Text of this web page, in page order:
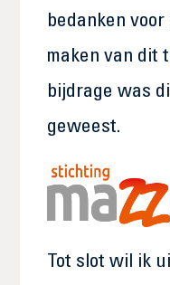
bedanken
maken van dit
bijdrage was
geweest.
Tot slot wil ik